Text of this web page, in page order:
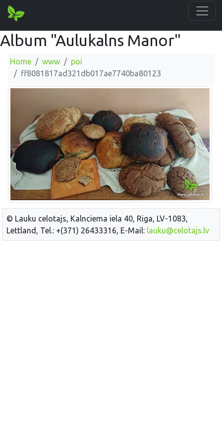
Album "Aulukalns Manor"
Home www
poi
ff8081817ad321db017ae7740ba80123
© Lauku celotajs, Kalnciema iela 40, Riga, LV-1083,
Lettland, Tel.: +(371) 26433316, E-Mail: lauku@celotajs.lv